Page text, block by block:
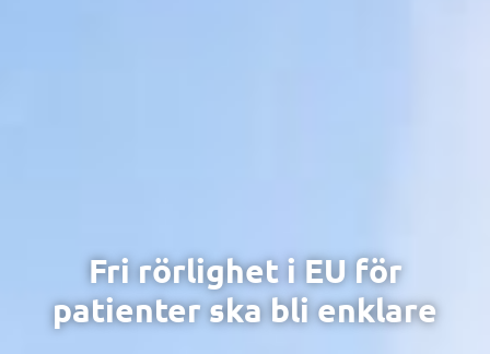
Fri rörlighet i EU för
patienter ska bli enklare